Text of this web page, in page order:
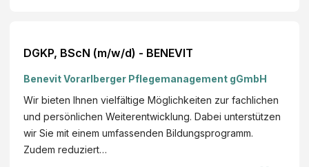
heit
sfü
rge
DGKP, BScN (m/w/d) - BENEVIT
Benevit Vorarlberger Pflegemanagement gGmbH
Wir bieten Ihnen vielfältige Möglichkeiten zur fachlichen
und persönlichen Weiterentwicklung. Dabei unterstützen
wir Sie mit einem umfassenden Bildungsprogramm.
Zudem reduziert…